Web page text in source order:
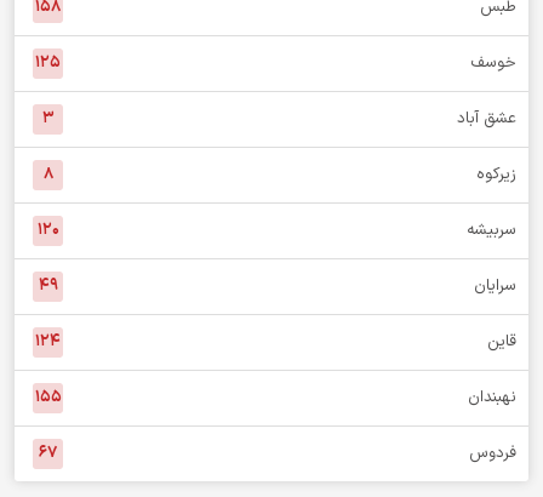
خبر استان
درمیان ۷۶
بشرویه ۵۷
بیرجند ۱,۰۱۳
طبس ۱۵۸